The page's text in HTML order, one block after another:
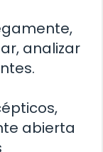
analizar
abierta